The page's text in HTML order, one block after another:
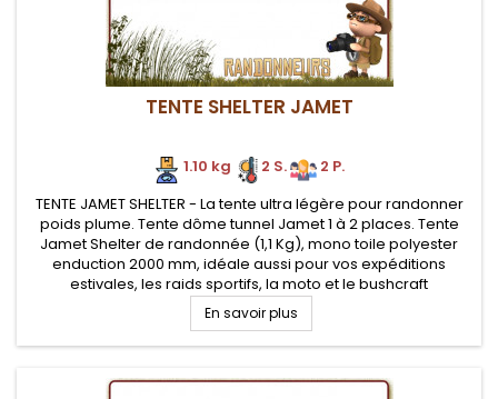
TENTE SHELTER JAMET
1.10 kg 2 S.
2 P.
TENTE JAMET SHELTER - La tente ultra légère pour randonner
poids plume. Tente dôme tunnel Jamet 1 à 2 places. Tente
Jamet Shelter de randonnée (1,1 Kg), mono toile polyester
enduction 2000 mm, idéale aussi pour vos expéditions
estivales, les raids sportifs, la moto et le bushcraft
En savoir plus